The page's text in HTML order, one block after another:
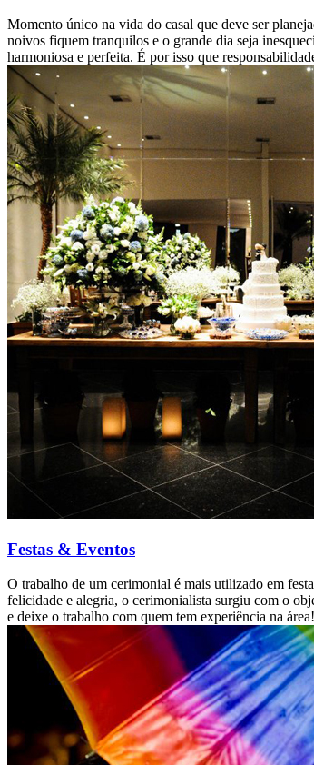
Momento único na vida do casal que deve ser
noivos fiquem tranquilos e o grande dia seja
harmoniosa e perfeita. É por isso que
Festas & Eventos
O trabalho de um cerimonial é mais utilizado em
felicidade e alegria, o cerimonialista surgiu com o
e deixe o trabalho com quem tem experiência na área!